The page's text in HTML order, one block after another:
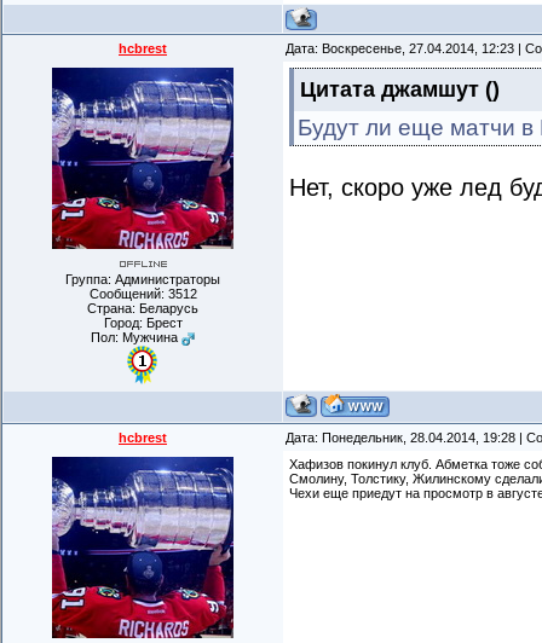
hcbrest Дата: Воскресенье, 27.04.2014, 12:23 |
Группа: Администраторы
Сообщений: 3512
Страна: Беларусь
Город: Брест
Пол: Мужчина
Цитата джамшут ()
Будут ли еще матчи в
Нет, скоро уже лед
hcbrest
Дата: Понедельник, 28.04.2014, 19:28 |
Хафизов покинул клуб. Абметка тоже
Смолину, Толстику, Жилинскому
Чехи еще приедут на просмотр в